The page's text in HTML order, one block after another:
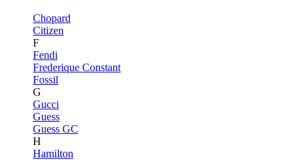
Chopard
Citizen
F
Fendi
Frederique Constant
Fossil
G
Gucci
Guess
Guess GC
H
Hamilton